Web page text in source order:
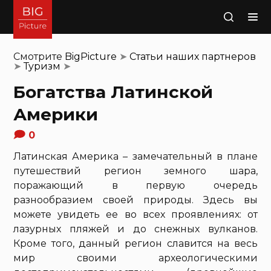
Поиск
Смотрите BigPicture ➤Статьи наших партнеров
➤Туризм ➤
Богатства Латинской
Америки
0
Латинская Америка – замечательный в плане
путешествий регион земного шара,
поражающий в первую очередь
разнообразием своей природы. Здесь вы
можете увидеть ее во всех проявлениях: от
лазурных пляжей и до снежных вулканов.
Кроме того, данный регион славится на весь
мир своими археологическими